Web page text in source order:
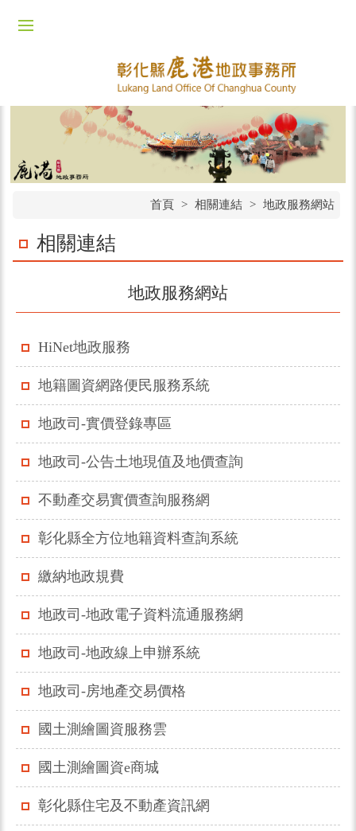
首頁 > 相關連結 > 地政服務網站
相關連結
地政服務網站
HiNet地政服務
地籍圖資網路便民服務系統
地政司-實價登錄專區
地政司-公告土地現值及地價查詢
不動產交易實價查詢服務網
彰化縣全方位地籍資料查詢系統
繳納地政規費
地政司-地政電子資料流通服務網
地政司-地政線上申辦系統
地政司-房地產交易價格
國土測繪圖資服務雲
國土測繪圖資e商城
彰化縣住宅及不動產資訊網